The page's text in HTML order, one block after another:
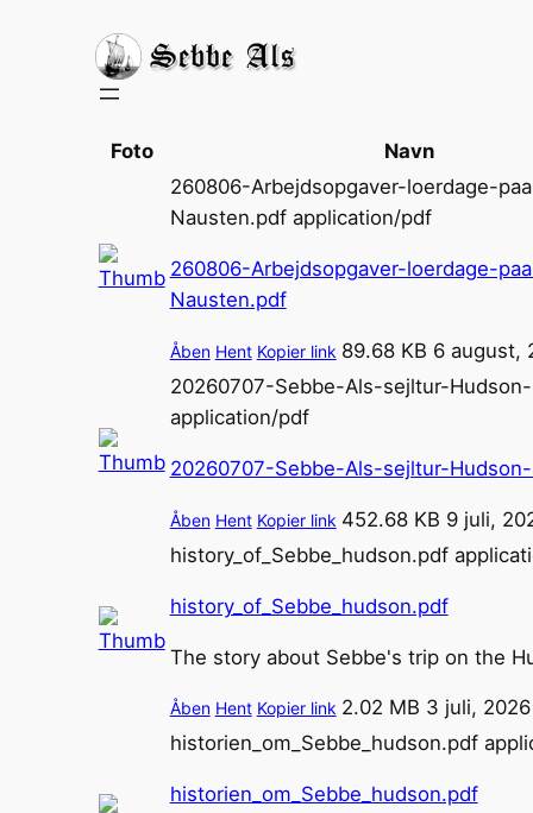
Foto
Navn
260806-Arbejdsopgaver-loerdage-
Nausten.pdf application/pdf
260806-Arbejdsopgaver-loerdage-
Nausten.pdf
Åben Hent Kopier link 89.68 KB 6 august,
20260707-Sebbe-Als-sejltur-
application/pdf
20260707-Sebbe-Als-sejltur-
Åben Hent Kopier link 452.68 KB 9 juli,
history_of_Sebbe_hudson.pdf
history_of_Sebbe_hudson.pdf
The story about Sebbe's trip on the
Åben Hent Kopier link 2.02 MB 3 juli, 2026
historien_om_Sebbe_hudson.pdf
historien_om_Sebbe_hudson.pdf